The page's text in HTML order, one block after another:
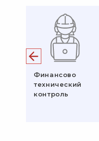
Финансово
технический
контроль